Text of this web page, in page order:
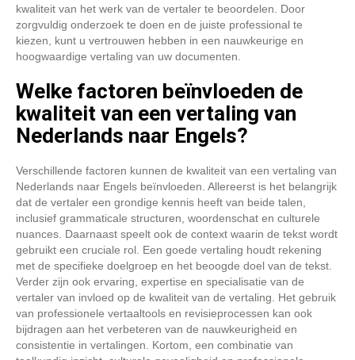
kwaliteit van het werk van de vertaler te beoordelen. Door
zorgvuldig onderzoek te doen en de juiste professional te
kiezen, kunt u vertrouwen hebben in een nauwkeurige en
hoogwaardige vertaling van uw documenten.
Welke factoren beïnvloeden de
kwaliteit van een vertaling van
Nederlands naar Engels?
Verschillende factoren kunnen de kwaliteit van een vertaling van
Nederlands naar Engels beïnvloeden. Allereerst is het belangrijk
dat de vertaler een grondige kennis heeft van beide talen,
inclusief grammaticale structuren, woordenschat en culturele
nuances. Daarnaast speelt ook de context waarin de tekst wordt
gebruikt een cruciale rol. Een goede vertaling houdt rekening
met de specifieke doelgroep en het beoogde doel van de tekst.
Verder zijn ook ervaring, expertise en specialisatie van de
vertaler van invloed op de kwaliteit van de vertaling. Het gebruik
van professionele vertaaltools en revisieprocessen kan ook
bijdragen aan het verbeteren van de nauwkeurigheid en
consistentie in vertalingen. Kortom, een combinatie van